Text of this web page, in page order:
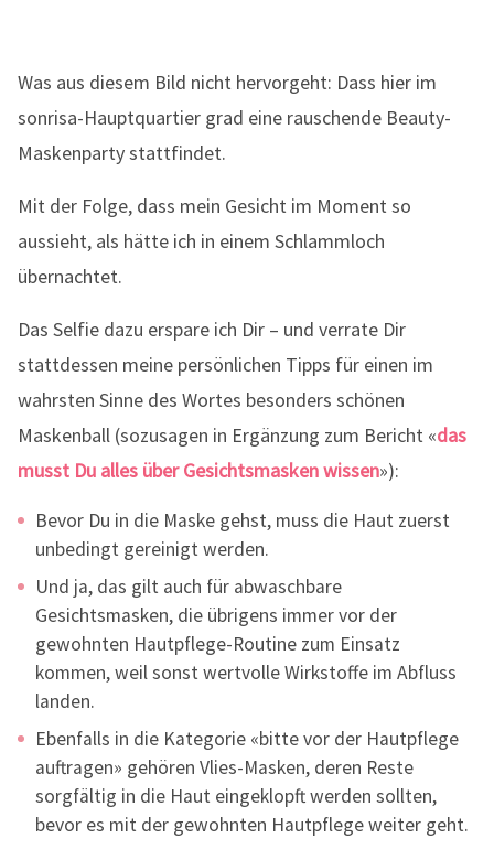
Was aus diesem Bild nicht hervorgeht: Dass hier im
sonrisa-Hauptquartier grad eine rauschende Beauty-
Maskenparty stattfindet.
Mit der Folge, dass mein Gesicht im Moment so
aussieht, als hätte ich in einem Schlammloch
übernachtet.
Das Selfie dazu erspare ich Dir – und verrate Dir
stattdessen meine persönlichen Tipps für einen im
wahrsten Sinne des Wortes besonders schönen
Maskenball (sozusagen in Ergänzung zum Bericht «das
musst Du alles über Gesichtsmasken wissen»):
Bevor Du in die Maske gehst, muss die Haut zuerst
unbedingt gereinigt werden.
Und ja, das gilt auch für abwaschbare
Gesichtsmasken, die übrigens immer vor der
gewohnten Hautpflege-Routine zum Einsatz
kommen, weil sonst wertvolle Wirkstoffe im Abfluss
landen.
Ebenfalls in die Kategorie «bitte vor der Hautpflege
auftragen» gehören Vlies-Masken, deren Reste
sorgfältig in die Haut eingeklopft werden sollten,
bevor es mit der gewohnten Hautpflege weiter geht.